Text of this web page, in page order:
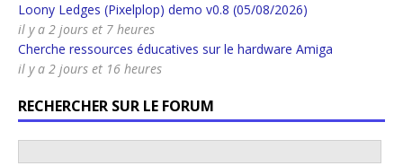
Loony Ledges (Pixelplop) demo v0.8 (05/08/2026)
il y a 2 jours et 7 heures
Cherche ressources éducatives sur le hardware Amiga
il y a 2 jours et 16 heures
RECHERCHER SUR LE FORUM